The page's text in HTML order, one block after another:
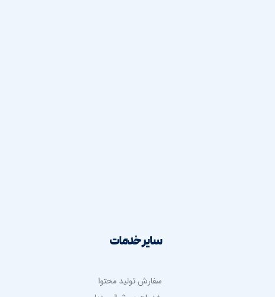
سایر خدمات
سفارش تولید محتوا